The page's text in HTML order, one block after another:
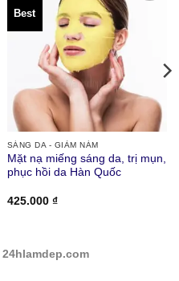
Best
SÁNG DA - GIẢM NÁM
Mặt nạ miếng sáng da, trị mụn,
phục hồi da Hàn Quốc
425.000 ₫
24hlamdep.com